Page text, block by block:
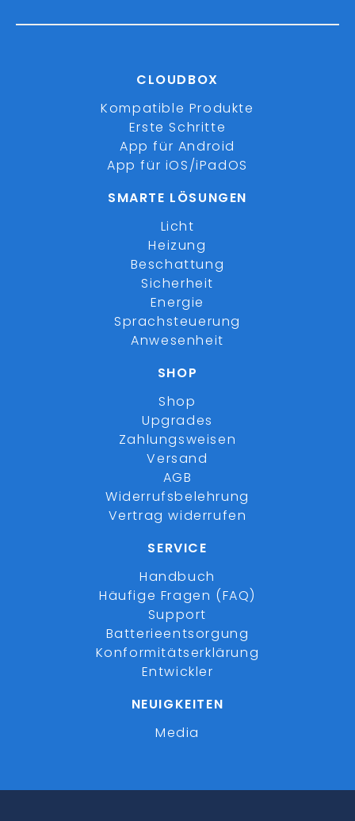
CLOUDBOX
Kompatible Produkte
Erste Schritte
App für Android
App für iOS/iPadOS
SMARTE LÖSUNGEN
Licht
Heizung
Beschattung
Sicherheit
Energie
Sprachsteuerung
Anwesenheit
SHOP
Shop
Upgrades
Zahlungsweisen
Versand
AGB
Widerrufsbelehrung
Vertrag widerrufen
SERVICE
Handbuch
Häufige Fragen (FAQ)
Support
Batterieentsorgung
Konformitätserklärung
Entwickler
NEUIGKEITEN
Media